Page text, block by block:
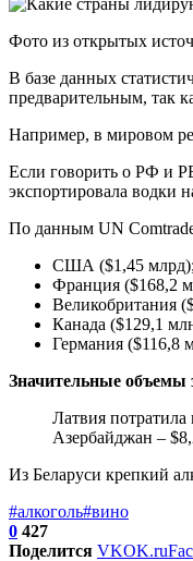
Фото из открытых
В базе данных
предварительным, так
Например, в мировом
Если говорить о РФ и
экспортировала водки
По данным UN
США ($1,45 млрд);
Франция ($168,2
Великобритания
Канада ($129,1
Германия ($116,8
Значительные объемы
Латвия
Азербайджан –
Из Беларуси крепкий
#алкоголь#вино
0 427
Поделится VKOK.ru